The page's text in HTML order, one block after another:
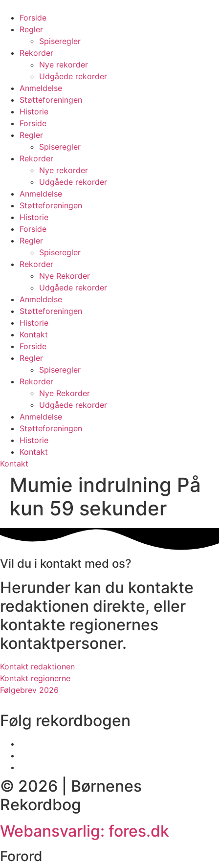
indhold
Forside
Regler
Spiseregler
Rekorder
Nye rekorder
Udgåede rekorder
Anmeldelse
Støtteforeningen
Historie
Forside
Regler
Spiseregler
Rekorder
Nye rekorder
Udgåede rekorder
Anmeldelse
Støtteforeningen
Historie
Forside
Regler
Spiseregler
Rekorder
Nye Rekorder
Udgåede rekorder
Anmeldelse
Støtteforeningen
Historie
Kontakt
Forside
Regler
Spiseregler
Rekorder
Nye Rekorder
Udgåede rekorder
Anmeldelse
Støtteforeningen
Historie
Kontakt
Kontakt
Mumie indrulning På
kun 59 sekunder
Vil du i kontakt med os?
Herunder kan du kontakte
redaktionen direkte, eller
kontakte regionernes
kontaktpersoner.
Kontakt redaktionen
Kontakt regionerne
Følgebrev 2026
Følg rekordbogen
© 2026 | Børnenes
Rekordbog
Webansvarlig: fores.dk
Forord